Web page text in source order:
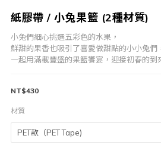
紙膠帶 / 小兔果籃 (2種材質)
小兔們細心挑選五彩色的水果，
鮮甜的果香也吸引了喜愛做甜點的小小兔們
一起用滿載豐盛的果籃饗宴，迎接初春的
NT$430
材質